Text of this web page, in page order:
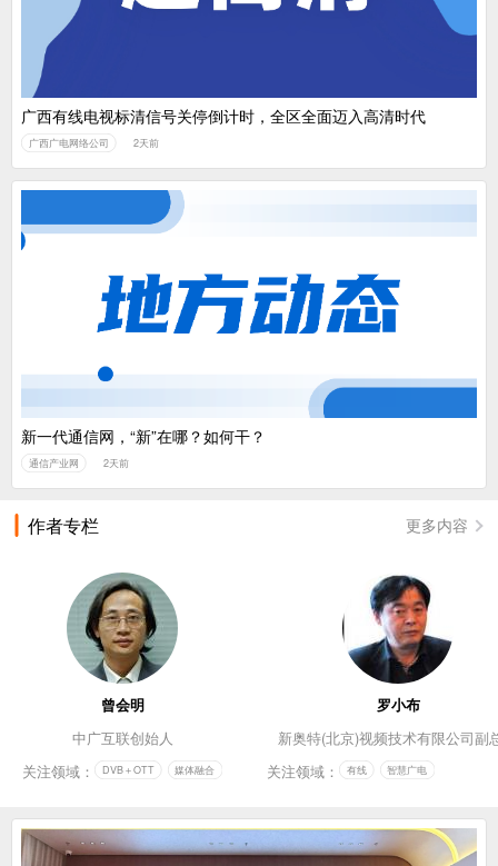
广西有线电视标清信号关停倒计时，全区全面迈入高清时代
广西广电网络公司 2天前
新一代通信网，“新”在哪？如何干？
通信产业网 2天前
作者专栏 更多内容
曾会明
中广互联创始人
关注领域：
DVB＋OTT 媒体融合
罗小布
新奥特(北京)视频技术有限公司副
关注领域：
有线 智慧广电